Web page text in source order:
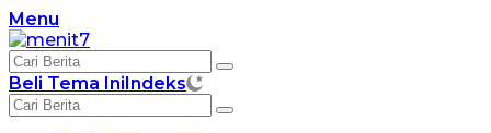
Langsung
ke
konten
Menu
Beli Tema IniIndeks